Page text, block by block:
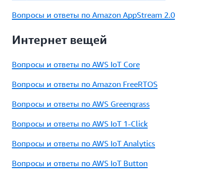
Вопросы и ответы по Amazon AppStream 2.0
Интернет вещей
Вопросы и ответы по AWS IoT Core
Вопросы и ответы по Amazon FreeRTOS
Вопросы и ответы по AWS Greengrass
Вопросы и ответы по AWS IoT 1‑Click
Вопросы и ответы по AWS IoT Analytics
Вопросы и ответы по AWS IoT Button